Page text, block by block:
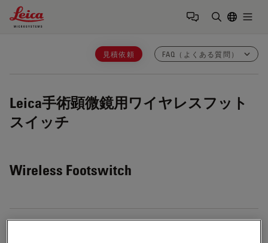
Leica Microsystems Logo
見積依頼 FAQ（よくある質問）
Leica手術顕微鏡用ワイヤレスフット
スイッチ
Wireless Footswitch
手術用顕微鏡でワイヤレスフットスイッチを使用する